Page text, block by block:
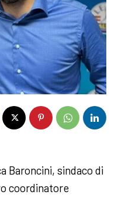
Baroncini, sindaco di
coordinatore